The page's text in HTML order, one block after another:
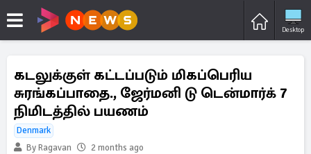
Desktop
கடலுக்குள் கட்டப்படும் மிகப்பெரிய
சுரங்கப்பாதை., ஜேர்மனி டு டென்மார்க் 7
நிமிடத்தில் பயணம்
Denmark
By Ragavan
2 months ago